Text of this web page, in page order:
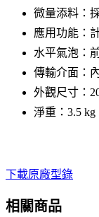
微量添料：
應用功能：
水平氣泡：
傳輸介面：
外觀尺寸：
淨重：3.5 kg
下載原廠型錄
相關商品